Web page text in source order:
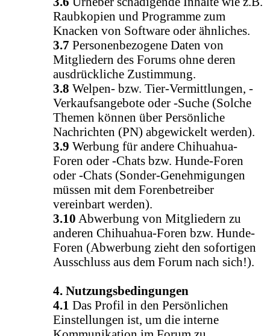
Raubkopien und Programme zum
Knacken von Software oder ähnliches.
3.7 Personenbezogene Daten von
Mitgliedern des Forums ohne deren
ausdrückliche Zustimmung.
3.8 Welpen- bzw. Tier-Vermittlungen, -
Verkaufsangebote oder -Suche (Solche
Themen können über Persönliche
Nachrichten (PN) abgewickelt werden).
3.9 Werbung für andere Chihuahua-
Foren oder -Chats bzw. Hunde-Foren
oder -Chats (Sonder-Genehmigungen
müssen mit dem Forenbetreiber
vereinbart werden).
3.10 Abwerbung von Mitgliedern zu
anderen Chihuahua-Foren bzw. Hunde-
Foren (Abwerbung zieht den sofortigen
Ausschluss aus dem Forum nach sich!).
4. Nutzungsbedingungen
4.1 Das Profil in den Persönlichen
Einstellungen ist, um die interne